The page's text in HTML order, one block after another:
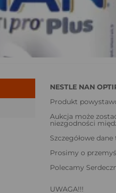
NESTLE NAN
Produkt
Aukcja może
niezgodności
Szczegółowe
Prosimy o
Polecamy
UWAGA!!!